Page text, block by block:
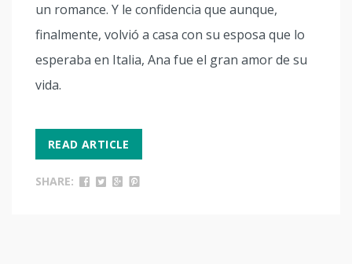
un romance. Y le confidencia que aunque,
finalmente, volvió a casa con su esposa que lo
esperaba en Italia, Ana fue el gran amor de su
vida.
READ ARTICLE
SHARE: